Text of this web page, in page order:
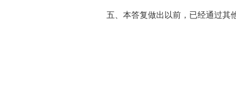
五、本答复做出以前，已经通过其他